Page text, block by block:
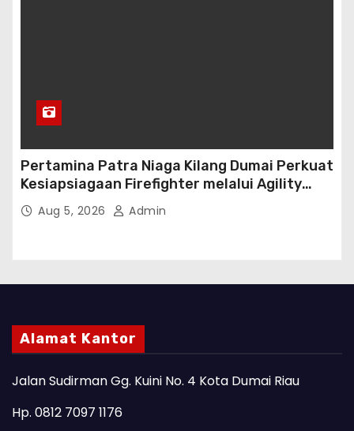
Pertamina Patra Niaga Kilang Dumai Perkuat
Kesiapsiagaan Firefighter melalui Agility
TestAug 5, 2026 Admin
Alamat Kantor
Jalan Sudirman Gg. Kuini No. 4 Kota Dumai Riau
Hp. 0812 7097 1176